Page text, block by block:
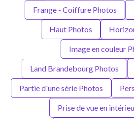
Frange - Coiffure Photos
Haut Photos
Image en couleur
Land Brandebourg Photos
Partie d'une série Photos
Prise de vue en